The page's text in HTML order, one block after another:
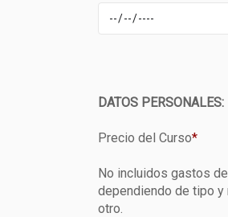
DATOS PERSONALES:
Precio del Curso*
No incluidos gastos
dependiendo de tipo y
otro.